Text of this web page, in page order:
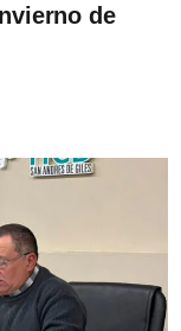
de